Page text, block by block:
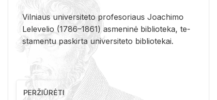
Vil­niaus uni­ver­si­te­to pro­fe­so­riaus Jo­a­chi­mo
Le­le­ve­lio (1786–1861) as­me­ni­nė bi­b­lio­te­ka, te­
sta­men­tu pa­skir­ta uni­ver­si­te­to bi­b­lio­te­kai.
PERŽIŪRĖTI